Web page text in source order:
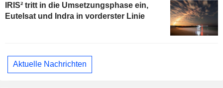
IRIS² tritt in die Umsetzungsphase ein,
Eutelsat und Indra in vorderster Linie
Aktuelle Nachrichten